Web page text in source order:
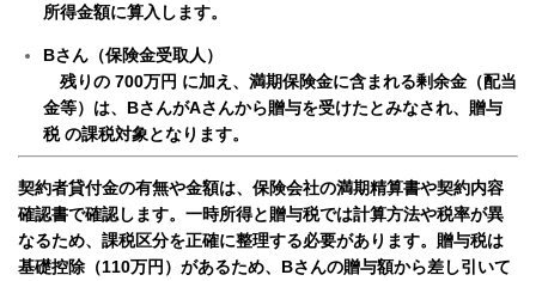
所得金額に算入します。
Bさん（保険金受取人）
残りの 700万円 に加え、満期保険金に含まれる剰余金（配当
金等）は、BさんがAさんから贈与を受けたとみなされ、贈与
税 の課税対象となります。
契約者貸付金の有無や金額は、保険会社の満期精算書や契約内容
確認書で確認します。 一時所得と贈与税では計算方法や税率が異
なるため、課税区分を正確に整理する必要があります。 贈与税は
基礎控除（110万円）があるため、Bさんの贈与額から差し引いて